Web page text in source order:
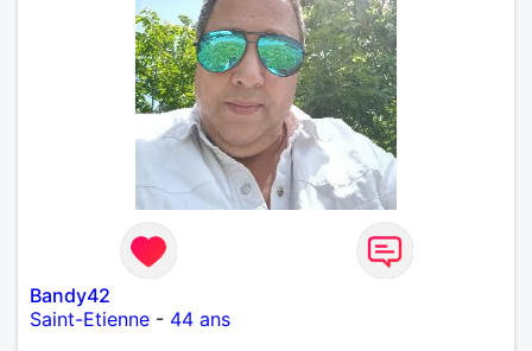
Bandy42
Saint-Etienne - 44 ans